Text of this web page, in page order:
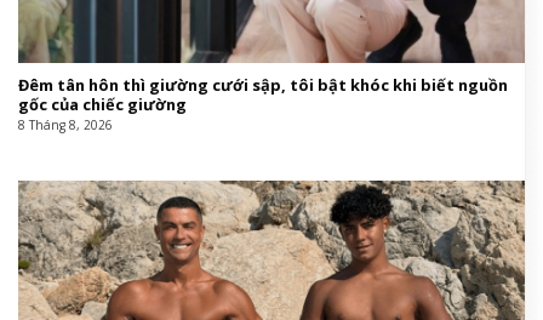
Đêm tân hôn thì giường cưới sập, tôi bật khóc khi biết nguồn
gốc của chiếc giường
8 Tháng 8, 2026